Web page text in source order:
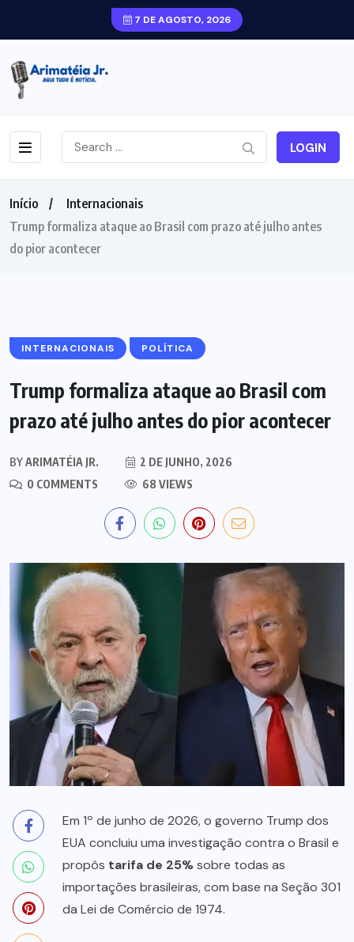
7 DE AGOSTO, 2026
LOGIN
Início
Internacionais
Trump formaliza ataque ao Brasil com prazo até julho antes
do pior acontecer
INTERNACIONAIS POLÍTICA
Trump formaliza ataque ao Brasil com
prazo até julho antes do pior acontecer
BYARIMATÉIA JR.
2 DE JUNHO, 2026
0 COMMENTS
68 VIEWS
Em 1º de junho de 2026, o governo Trump dos
EUA concluiu uma investigação contra o Brasil e
propôs tarifa de 25%sobre todas as
importações brasileiras, com base na Seção 301
da Lei de Comércio de 1974.